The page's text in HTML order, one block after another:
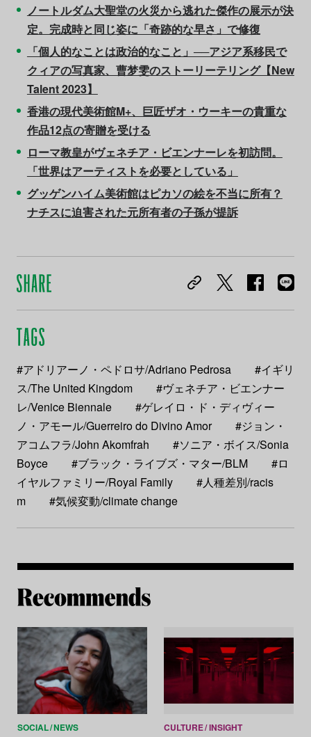
ノートルダム大聖堂の火災から逃れた傑作の展示が決
定。完成時と同じ姿に「奇跡的な早さ」で修復
「個人的なことは政治的なこと」──アジア系移民で
クィアの写真家、曹梦雯のストーリーテリング【New
Talent 2023】
香港の現代美術館M+、巨匠ザオ・ウーキーの貴重な
作品12点の寄贈を受ける
ローマ教皇がヴェネチア・ビエンナーレを初訪問。
「世界はアーティストを必要としている」
グッゲンハイム美術館はピカソの絵を不当に所有？
ナチスに迫害された元所有者の子孫が提訴
#アドリアーノ・ペドロサ/Adriano Pedrosa
#イギリ
ス/The United Kingdom
#ヴェネチア・ビエンナー
レ/Venice Biennale
#ゲレイロ・ド・ディヴィー
ノ・アモール/Guerreiro do Divino Amor
#ジョン・
アコムフラ/John Akomfrah
#ソニア・ボイス/Sonia
Boyce
#ブラック・ライブズ・マター/BLM
#ロ
イヤルファミリー/Royal Family
#人種差別/racis
m
#気候変動/climate change
SOCIAL NEWS CULTURE INSIGHT